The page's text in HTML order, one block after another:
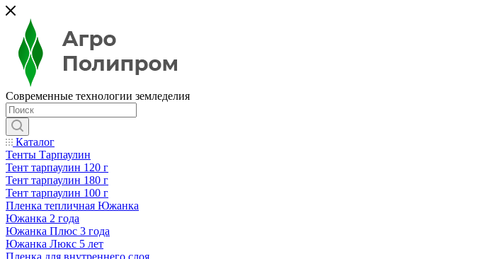
Современные технологии земледелия
Каталог
Тенты Тарпаулин
Тент тарпаулин 120 г
Тент тарпаулин 180 г
Тент тарпаулин 100 г
Пленка тепличная Южанка
Южанка 2 года
Южанка Плюс 3 года
Южанка Люкс 5 лет
Пленка для внутреннего слоя